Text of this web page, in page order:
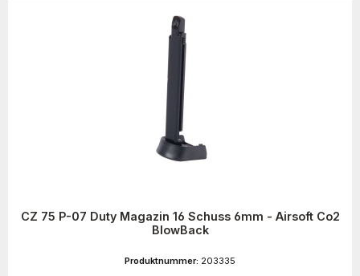
CZ 75 P-07 Duty Magazin 16 Schuss 6mm - Airsoft Co2
BlowBack
Produktnummer: 203335